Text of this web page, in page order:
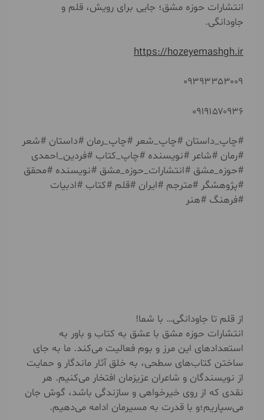
انتشارات حوزه مشق؛ جایی برای رویش، قلم و
جاودانگی.
https://hozeyemashgh.ir
۰۹۳۹۳۳۵۳۰۰۹
۰۹۱۹۱۵۷۰۹۳۶
#چاپ_داستان #چاپ_شعر #چاپ_رمان #داستان #شعر
#رمان #شاعر #نویسنده #چاپ_کتاب #فردین_احمدی
#حوزه_مشق #انتشارات_حوزه_مشق #نویسنده #محقق
#پژوهشگر #مترجم #ایران #قلم #کتاب #ادبیات
#فرهنگ #هنر
از قلم تا جاودانگی… با شما!
انتشارات حوزه مشق با عشق به کتاب و باور به
استعدادهای این مرز و بوم فعالیت می‌کند. ما به جای
ساختن کتاب‌های سطحی، به خلق آثار ماندگار و حمایت
از نویسندگان و شاعران عزیزمان افتخار می‌کنیم. هر
نقدی که از روی خیرخواهی و سازندگی باشد، گوش جان
می‌سپاریم؛و با قدرت به مسیرمان ادامه می‌دهیم.